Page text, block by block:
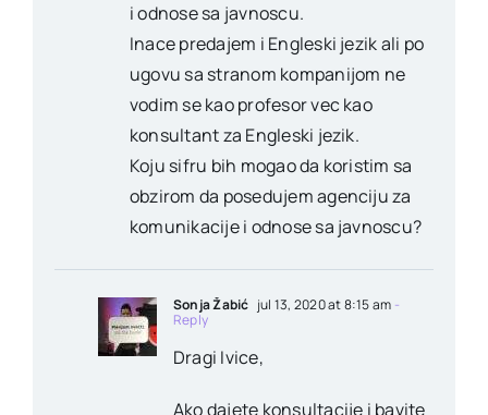
i odnose sa javnoscu.
Inace predajem i Engleski jezik ali po
ugovu sa stranom kompanijom ne
vodim se kao profesor vec kao
konsultant za Engleski jezik.
Koju sifru bih mogao da koristim sa
obzirom da posedujem agenciju za
komunikacije i odnose sa javnoscu?
Sonja Žabić jul 13, 2020 at 8:15 am -
Reply
Dragi Ivice,
Ako dajete konsultacije i bavite